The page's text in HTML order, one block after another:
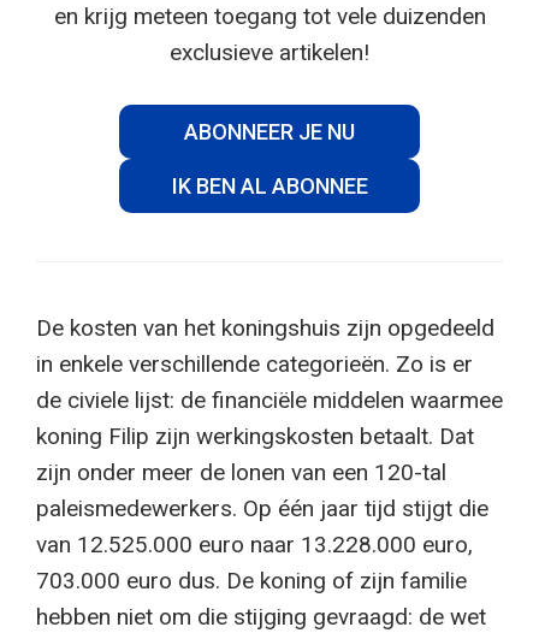
en krijg meteen toegang tot vele duizenden
exclusieve artikelen!
ABONNEER JE NU
IK BEN AL ABONNEE
De kosten van het koningshuis zijn opgedeeld
in enkele verschillende categorieën. Zo is er
de civiele lijst: de financiële middelen waarmee
koning Filip zijn werkingskosten betaalt. Dat
zijn onder meer de lonen van een 120-tal
paleismedewerkers. Op één jaar tijd stijgt die
van 12.525.000 euro naar 13.228.000 euro,
703.000 euro dus. De koning of zijn familie
hebben niet om die stijging gevraagd: de wet